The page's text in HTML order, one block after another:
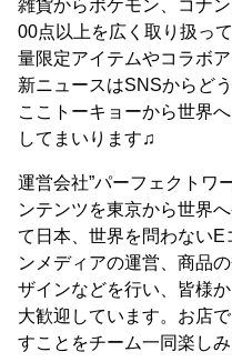
雑貨からポケモン、コナ
00点以上を広く取り扱っ
量限定アイテムやコラボ
新ニュースはSNSからど
ここトーキョーから世界
してまいります♫
運営会社”パーフェクトワ
ンテンツを東京から世界
て日本、世界を問わないE
ンメディアの運営、商品
ザインなどを行い、皆様
大歓迎しています。お店
すことをチーム一同楽しみ